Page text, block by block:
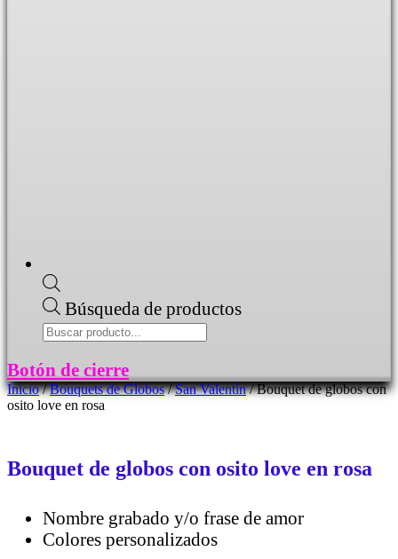
Búsqueda de productos
Botón de cierre
Inicio/Bouquets de Globos/San Valentín/ Bouquet de globos con
osito love en rosa
Bouquet de globos con osito love en rosa
Nombre grabado y/o frase de amor
Colores personalizados